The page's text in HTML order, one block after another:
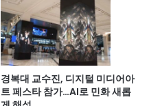
경복대 교수진, 디지털 미디어아
트 페스타 참가…AI로 민화 새롭